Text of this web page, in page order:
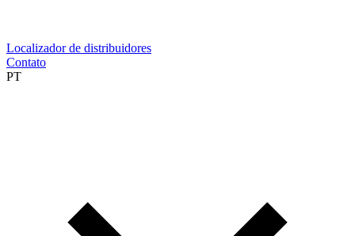
Localizador de distribuidores
Contato
PT